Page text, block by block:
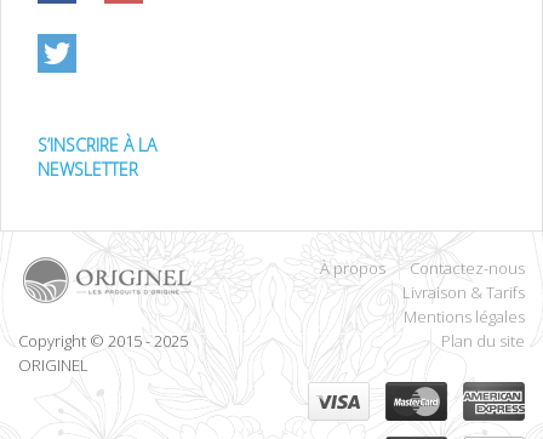
S’INSCRIRE À LA
NEWSLETTER
Copyright © 2015 - 2025
ORIGINEL
À propos
Contactez-nous
Livraison & Tarifs
Mentions légales
Plan du site